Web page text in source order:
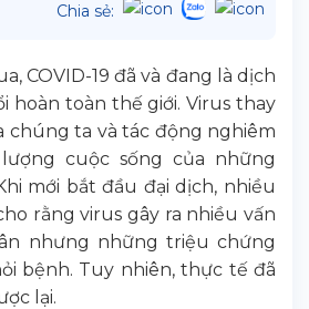
Chia sẻ:
COVID-19 đã và đang là dịch
hoàn toàn thế giới. Virus thay
chúng ta và tác động nghiêm
cuộc sống của những
mới bắt đầu đại dịch, nhiều
rằng virus gây ra nhiều vấn
nhưng những triệu chứng
bệnh. Tuy nhiên, thực tế đã
lại.